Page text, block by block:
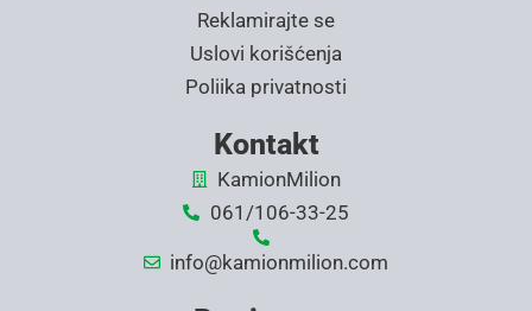
Reklamirajte se
Uslovi korišćenja
Poliika privatnosti
Kontakt
KamionMilion
061/106-33-25
info@kamionmilion.com